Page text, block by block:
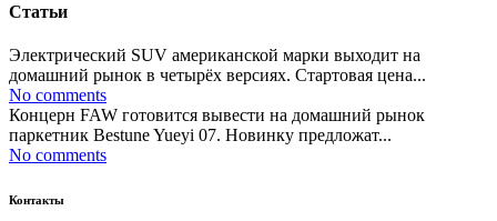
Статьи
Электрический SUV американской марки выходит на
домашний рынок в четырёх версиях. Стартовая цена...
No comments
Концерн FAW готовится вывести на домашний рынок
паркетник Bestune Yueyi 07. Новинку предложат...
No comments
Контакты